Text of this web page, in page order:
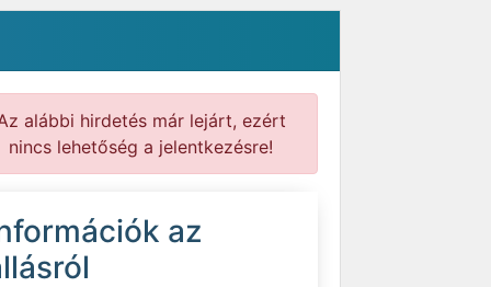
alábbi hirdetés már lejárt, ezért
nincs lehetőség a jelentkezésre!
az